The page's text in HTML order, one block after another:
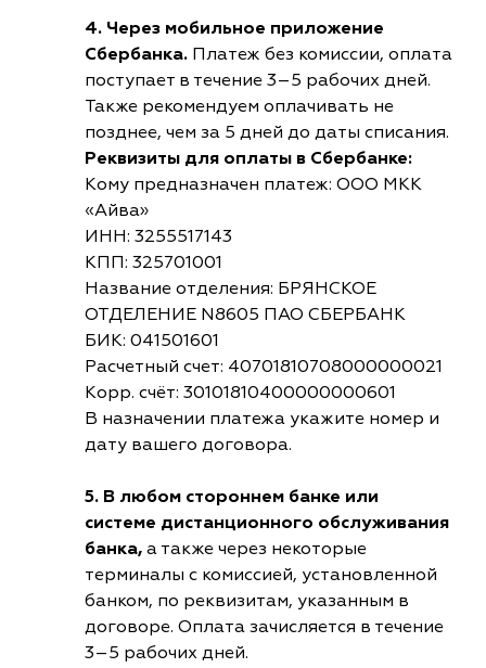
4. Через мобильное приложение
Сбербанка. Платеж без комиссии, оплата
поступает в течение 3–5 рабочих дней.
Также рекомендуем оплачивать не
позднее, чем за 5 дней до даты списания.
Реквизиты для оплаты в Сбербанке:
Кому предназначен платеж: ООО МКК
«Айва»
ИНН: 3255517143
КПП: 325701001
Название отделения: БРЯНСКОЕ
ОТДЕЛЕНИЕ N8605 ПАО СБЕРБАНК
БИК: 041501601
Расчетный счет: 40701810708000000021
Корр. счёт: 30101810400000000601
В назначении платежа укажите номер и
дату вашего договора.
5. В любом стороннем банке или
системе дистанционного обслуживания
банка, а также через некоторые
терминалы с комиссией, установленной
банком, по реквизитам, указанным в
договоре. Оплата зачисляется в течение
3–5 рабочих дней.